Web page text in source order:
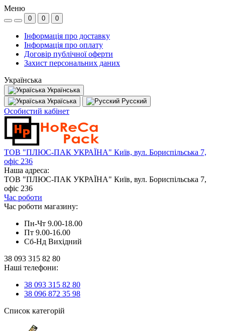
Меню
0 0 0
Інформація про доставку
Інформація про оплату
Договір публічної оферти
Захист персональних даних
Українська
Українська
Україська
Русский
Особистий кабінет
ТОВ "ПЛЮС-ПАК УКРАЇНА" Київ, вул. Бориспільська 7,
офіс 236
Наша адреса:
ТОВ "ПЛЮС-ПАК УКРАЇНА" Київ, вул. Бориспільська 7,
офіс 236
Час роботи
Час роботи магазину:
Пн-Чт 9.00-18.00
Пт 9.00-16.00
Сб-Нд Вихідний
38 093 315 82 80
Наші телефони:
38 093 315 82 80
38 096 872 35 98
Список категорій